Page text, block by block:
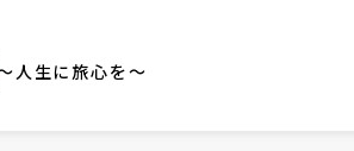
人生に旅心を～